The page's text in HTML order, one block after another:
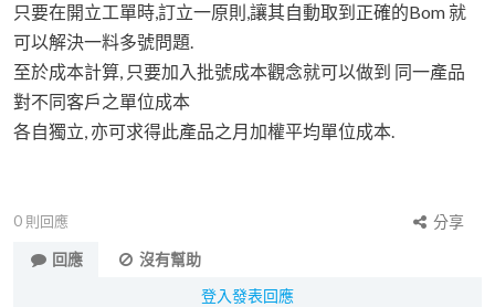
只要在開立工單時,訂立一原則,讓其自動取到正確的Bom 就
可以解決一料多號問題.
至於成本計算, 只要加入批號成本觀念就可以做到 同一產品
對不同客戶之單位成本
各自獨立, 亦可求得此產品之月加權平均單位成本.
0 則回應
分享
回應
沒有幫助
登入發表回應